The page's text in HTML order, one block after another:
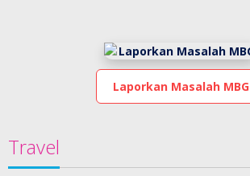
Laporkan Masalah MBG
Travel